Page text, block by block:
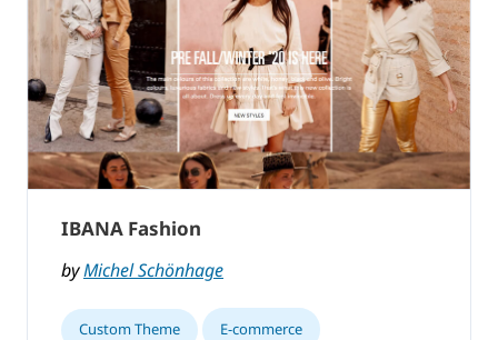
IBANA Fashion
byMichel Schönhage
Custom Theme E-commerce